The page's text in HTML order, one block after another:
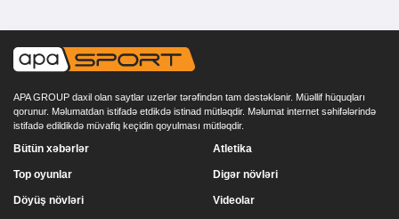
APA GROUP daxil olan saytlar uzerlər tərəfindən tam dəstəklənir. Müəllif hüquqları
qorunur. Məlumatdan istifadə etdikdə istinad mütləqdir. Məlumat internet səhifələrində
istifadə edildikdə müvafiq keçidin qoyulması mütləqdir.
Bütün xəbərlər
Top oyunlar
Döyüş növləri
Atletika
Digər növləri
Videolar